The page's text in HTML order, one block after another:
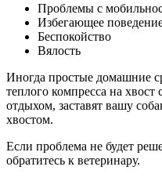
Проблемы с
Избегающее
Беспокойство
Вялость
Иногда простые домашние
теплого компресса на
отдыхом, заставят вашу
хвостом.
Если проблема не будет
обратитесь к ветеринару.